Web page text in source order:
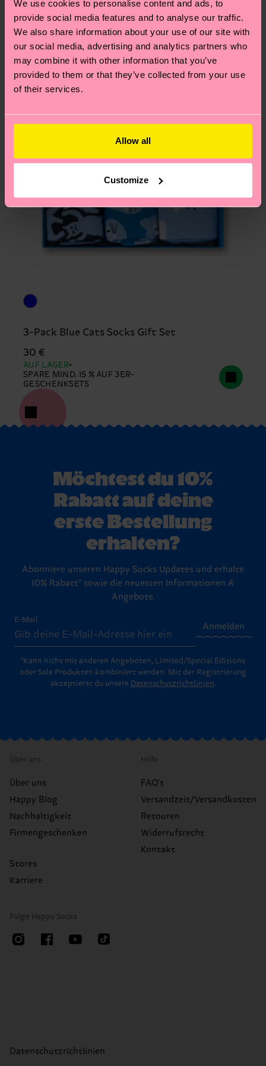
We use cookies to personalise content and ads, to
provide social media features and to analyse our traffic.
We also share information about your use of our site with
our social media, advertising and analytics partners who
may combine it with other information that you’ve
provided to them or that they’ve collected from your use
of their services.
Allow all
Customize
deinem Land abhängt.
Du hast Fragen zu einer Retoure? In unserem
Hilfebereich im ArtikelRetourenfindest du die
am häufigsten gestellten Fragen.
Neuheit
3-Pack Blue Cats Socks Gift Set
30 €
AUF LAGER
SPARE MIND. 15 % AUF 3ER-
GESCHENKSETS
Möchtest du 10%
Rabatt auf deine
erste Bestellung
erhalten?
Abonniere unseren Happy Socks Updates und erhalte
10% Rabatt* sowie die neuesten Informationen &
Angebote.
E-Mail
Anmelden
*Kann nicht mit anderen Angeboten, Limited/Special Editions
oder Sale Produkten kombiniert werden. Mit der Registrierung
akzeptierst du unsere Datenschutzrichtlinien.
Über uns
Über uns
Happy Blog
Nachhaltigkeit
Firmengeschenken
Stores
Karriere
Hilfe
FAQ's
Versandzeit/Versandkosten
Retouren
Widerrufsrecht
Kontakt
Folge Happy Socks
Datenschutzrichtlinien